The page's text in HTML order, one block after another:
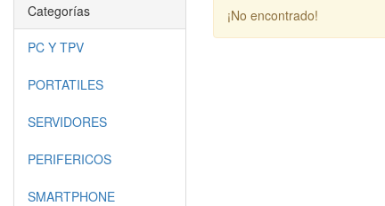
¡No encontrado!
Categorías
PC Y TPV
PORTATILES
SERVIDORES
PERIFERICOS
SMARTPHONE